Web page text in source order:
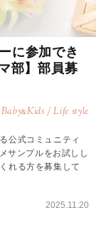
に参加でき
部】部員募
Baby&Kids / Life style
公式コミュニティ
サンプルをお試しし
れる方を募集して
2025.11.20